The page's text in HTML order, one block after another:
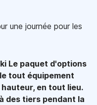
une journée pour les
Le paquet d'options
tout équipement
en tout lieu.
des tiers pendant la